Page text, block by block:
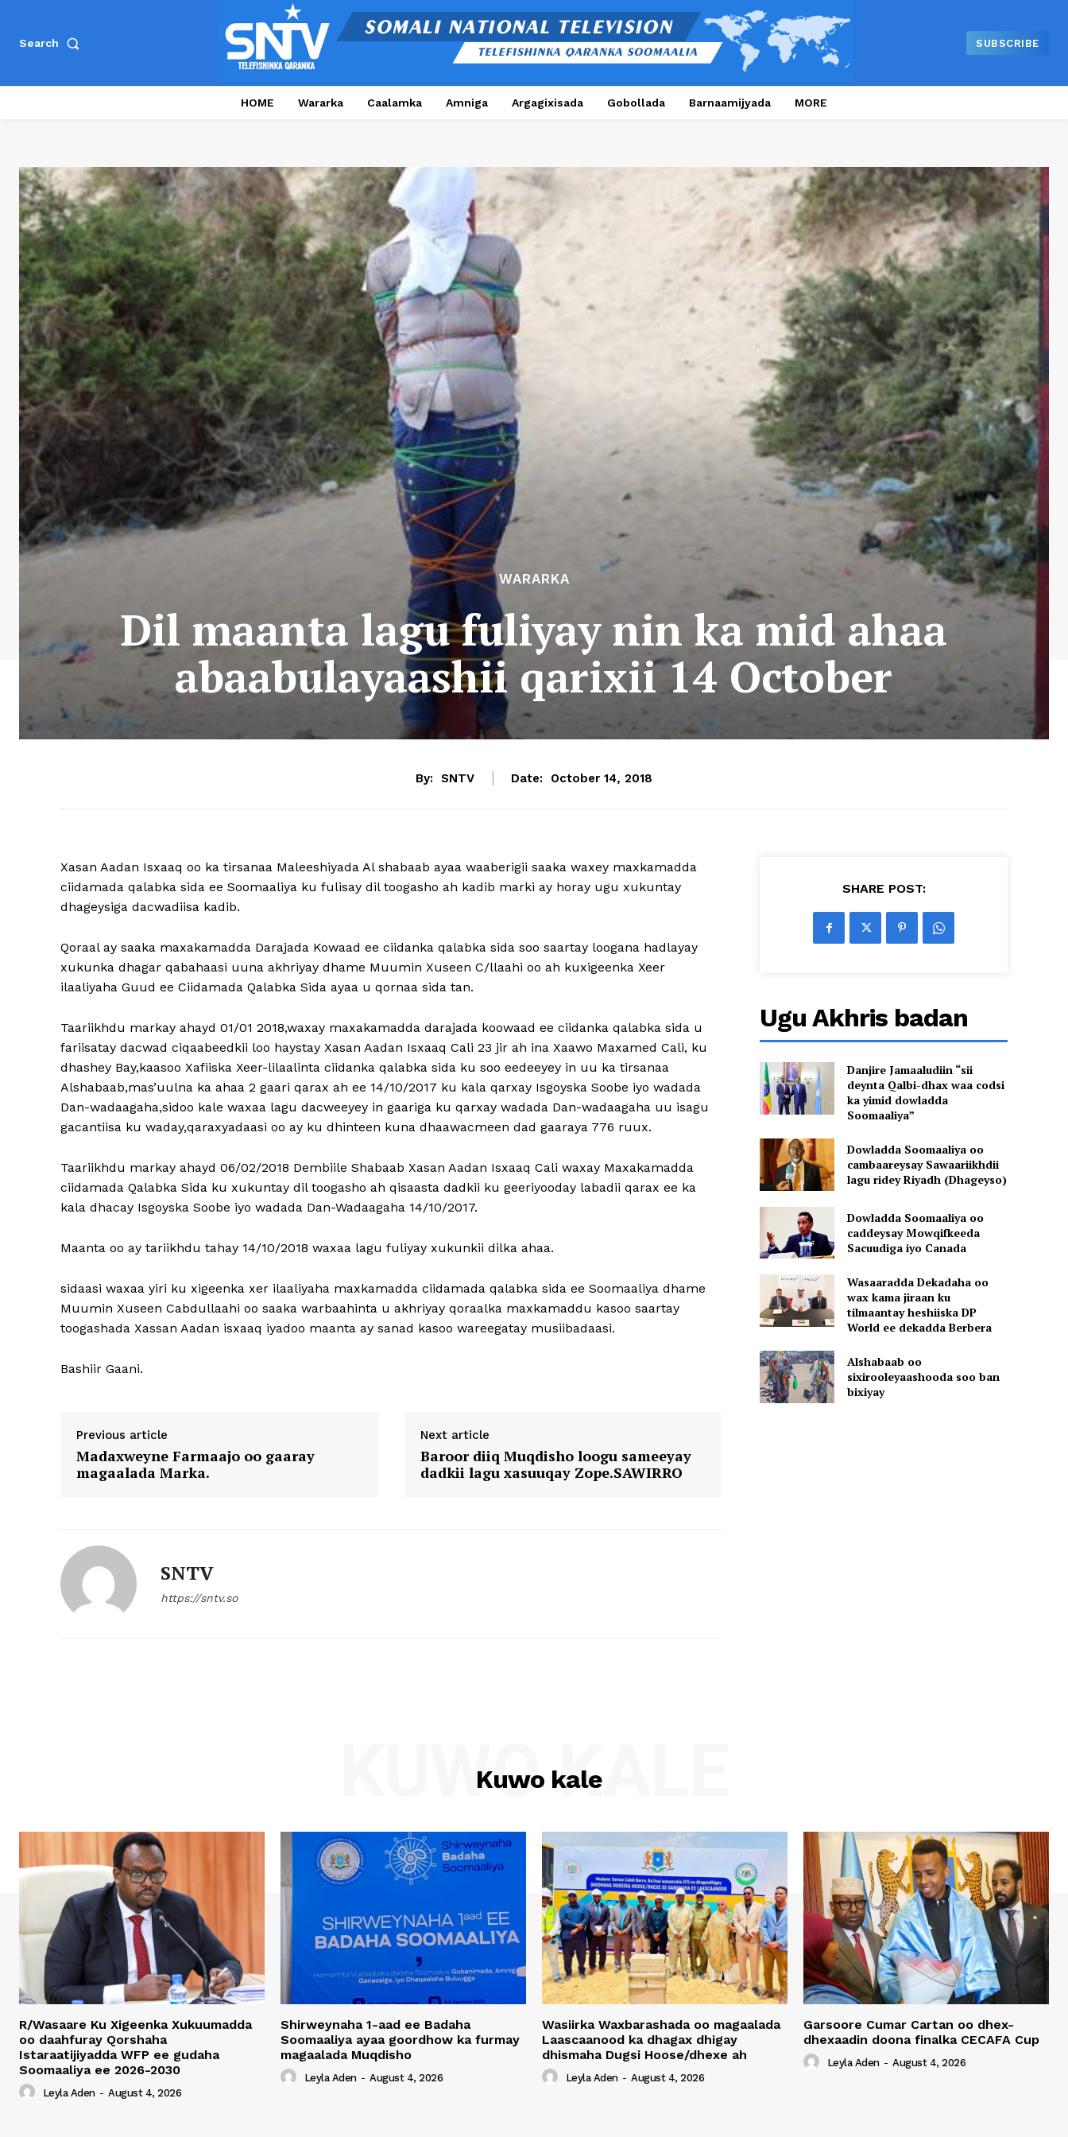
Search SUBSCRIBE
HOME Wararka Caalamka Amniga Argagixisada Gobollada Barnaamijyada MORE
WARARKA
Dil maanta lagu fuliyay nin ka mid ahaa
abaabulayaashii qarixii 14 October
By: SNTV Date: October 14, 2018
Xasan Aadan Isxaaq oo ka tirsanaa Maleeshiyada Al shabaab ayaa waaberigii saaka waxey maxkamadda
ciidamada qalabka sida ee Soomaaliya ku fulisay dil toogasho ah kadib marki ay horay ugu xukuntay
dhageysiga dacwadiisa kadib.
Qoraal ay saaka maxakamadda Darajada Kowaad ee ciidanka qalabka sida soo saartay loogana hadlayay
xukunka dhagar qabahaasi uuna akhriyay dhame Muumin Xuseen C/llaahi oo ah kuxigeenka Xeer
ilaaliyaha Guud ee Ciidamada Qalabka Sida ayaa u qornaa sida tan.
Taariikhdu markay ahayd 01/01 2018,waxay maxakamadda darajada koowaad ee ciidanka qalabka sida u
fariisatay dacwad ciqaabeedkii loo haystay Xasan Aadan Isxaaq Cali 23 jir ah ina Xaawo Maxamed Cali, ku
dhashey Bay,kaasoo Xafiiska Xeer-lilaalinta ciidanka qalabka sida ku soo eedeeyey in uu ka tirsanaa
Alshabaab,mas’uulna ka ahaa 2 gaari qarax ah ee 14/10/2017 ku kala qarxay Isgoyska Soobe iyo wadada
Dan-wadaagaha,sidoo kale waxaa lagu dacweeyey in gaariga ku qarxay wadada Dan-wadaagaha uu isagu
gacantiisa ku waday,qaraxyadaasi oo ay ku dhinteen kuna dhaawacmeen dad gaaraya 776 ruux.
Taariikhdu markay ahayd 06/02/2018 Dembiile Shabaab Xasan Aadan Isxaaq Cali waxay Maxakamadda
ciidamada Qalabka Sida ku xukuntay dil toogasho ah qisaasta dadkii ku geeriyooday labadii qarax ee ka
kala dhacay Isgoyska Soobe iyo wadada Dan-Wadaagaha 14/10/2017.
Maanta oo ay tariikhdu tahay 14/10/2018 waxaa lagu fuliyay xukunkii dilka ahaa.
sidaasi waxaa yiri ku xigeenka xer ilaaliyaha maxkamadda ciidamada qalabka sida ee Soomaaliya dhame
Muumin Xuseen Cabdullaahi oo saaka warbaahinta u akhriyay qoraalka maxkamaddu kasoo saartay
toogashada Xassan Aadan isxaaq iyadoo maanta ay sanad kasoo wareegatay musiibadaasi.
Bashiir Gaani.
Previous article
Madaxweyne Farmaajo oo gaaray
magaalada Marka.
Next article
Baroor diiq Muqdisho loogu sameeyay
dadkii lagu xasuuqay Zope.SAWIRRO
SNTV
https://sntv.so
SHARE POST:
Ugu Akhris badan
Danjire Jamaaludiin “sii
deynta Qalbi-dhax waa codsi
ka yimid dowladda
Soomaaliya”
Dowladda Soomaaliya oo
cambaareysay Sawaariikhdii
lagu ridey Riyadh (Dhageyso)
Dowladda Soomaaliya oo
caddeysay Mowqifkeeda
Sacuudiga iyo Canada
Wasaaradda Dekadaha oo
wax kama jiraan ku
tilmaantay heshiiska DP
World ee dekadda Berbera
Alshabaab oo
sixirooleyaashooda soo ban
bixiyay
Kuwo kale
KUWO KALE
R/Wasaare Ku Xigeenka Xukuumadda
oo daahfuray Qorshaha
Istaraatijiyadda WFP ee gudaha
Soomaaliya ee 2026-2030
Leyla Aden - August 4, 2026
Shirweynaha 1-aad ee Badaha
Soomaaliya ayaa goordhow ka furmay
magaalada Muqdisho
Leyla Aden - August 4, 2026
Wasiirka Waxbarashada oo magaalada
Laascaanood ka dhagax dhigay
dhismaha Dugsi Hoose/dhexe ah
Leyla Aden - August 4, 2026
Garsoore Cumar Cartan oo dhex-
dhexaadin doona finalka CECAFA Cup
Leyla Aden - August 4, 2026